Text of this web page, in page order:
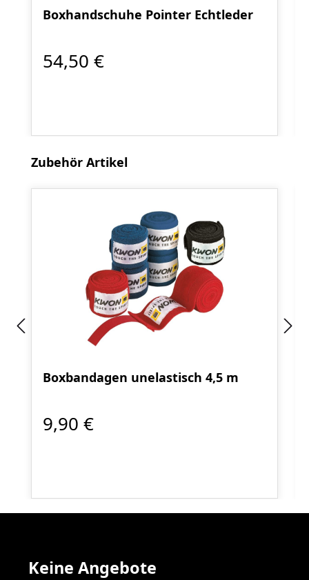
Boxhandschuhe Pointer Echtleder
54,50 €
Produktgalerie überspringen
Zubehör Artikel
Boxbandagen unelastisch 4,5 m
9,90 €
Keine Angebote